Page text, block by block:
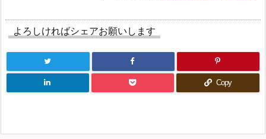
よろしければシェアお願いします
Copy